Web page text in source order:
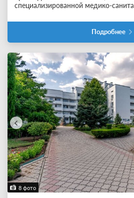
специализированной медико-
Подробнее
8 фото